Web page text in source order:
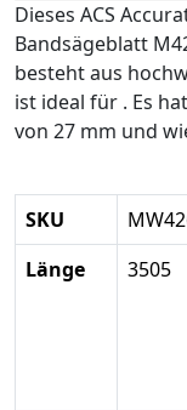
Dieses ACS
Bandsägeblatt
besteht aus
ist ideal für . Es
von 27 mm und
SKU
Länge
3505